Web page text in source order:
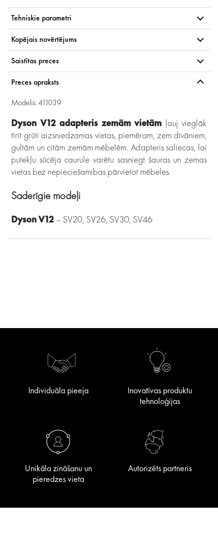
Tehniskie parametri
Kopējais novērtējums
Saistītas preces
Preces apraksts
Modelis: 411039
Dyson V12 adapteris zemām vietām ļauj vieglāk
tīrīt grūti aizsniedzamas vietas, piemēram, zem dīvāniem,
gultām un citām zemām mēbelēm. Adapteris saliecas, lai
putekļu sūcēja caurule varētu sasniegt šauras un zemas
vietas bez nepieciešamības pārvietot mēbeles.
Saderīgie modeļi
Dyson V12 – SV20, SV26, SV30, SV46
Individuāla pieeja
Inovatīvas produktu
tehnoloģijas
Unikāla zināšanu un
pieredzes vieta
Autorizēts partneris